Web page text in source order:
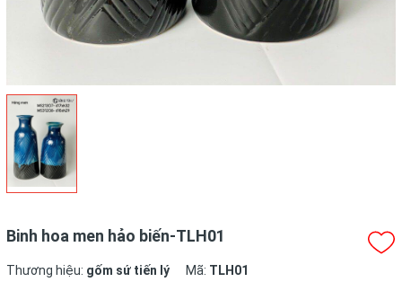
Binh hoa men hảo biến-TLH01
Thương hiệu: gốm sứ tiến lý Mã: TLH01